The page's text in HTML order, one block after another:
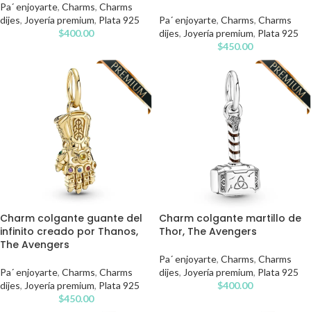
Pa´ enjoyarte, Charms, Charms
dijes, Joyería premium, Plata 925
$400.00
Pa´ enjoyarte, Charms, Charms
dijes, Joyería premium, Plata 925
$450.00
Charm colgante guante del
infinito creado por Thanos,
The Avengers
Pa´ enjoyarte, Charms, Charms
dijes, Joyería premium, Plata 925
$450.00
Charm colgante martillo de
Thor, The Avengers
Pa´ enjoyarte, Charms, Charms
dijes, Joyería premium, Plata 925
$400.00